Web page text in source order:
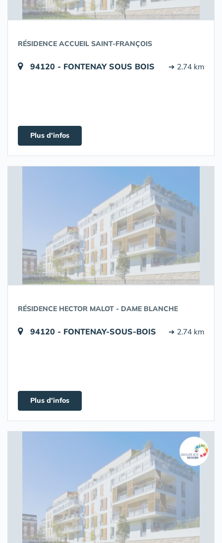
RÉSIDENCE ACCUEIL SAINT-FRANÇOIS
94120 - FONTENAY SOUS BOIS ➔ 2.74 km
Plus d'infos
RÉSIDENCE HECTOR MALOT - DAME BLANCHE
94120 - FONTENAY-SOUS-BOIS ➔ 2.74 km
Plus d'infos